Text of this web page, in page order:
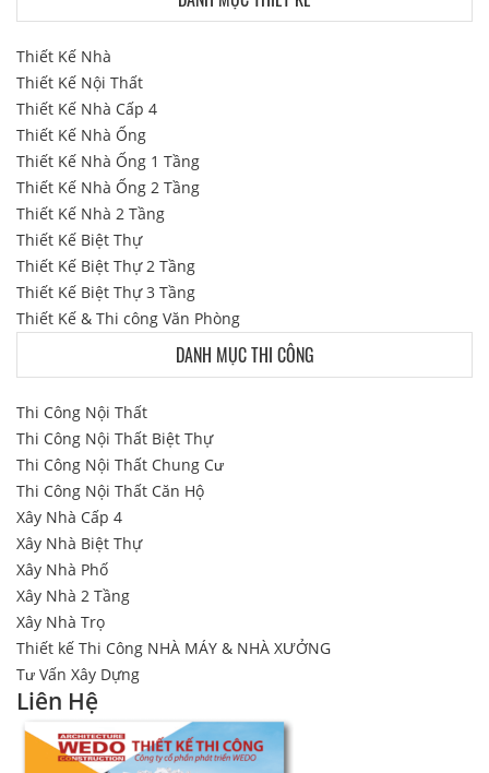
Thiết Kế Nhà
Thiết Kế Nội Thất
Thiết Kế Nhà Cấp 4
Thiết Kế Nhà Ống
Thiết Kế Nhà Ống 1 Tầng
Thiết Kế Nhà Ống 2 Tầng
Thiết Kế Nhà 2 Tầng
Thiết Kế Biệt Thự
Thiết Kế Biệt Thự 2 Tầng
Thiết Kế Biệt Thự 3 Tầng
Thiết Kế & Thi công Văn Phòng
DANH MỤC THI CÔNG
Thi Công Nội Thất
Thi Công Nội Thất Biệt Thự
Thi Công Nội Thất Chung Cư
Thi Công Nội Thất Căn Hộ
Xây Nhà Cấp 4
Xây Nhà Biệt Thự
Xây Nhà Phố
Xây Nhà 2 Tầng
Xây Nhà Trọ
Thiết kế Thi Công NHÀ MÁY & NHÀ XƯỞNG
Tư Vấn Xây Dựng
Liên Hệ